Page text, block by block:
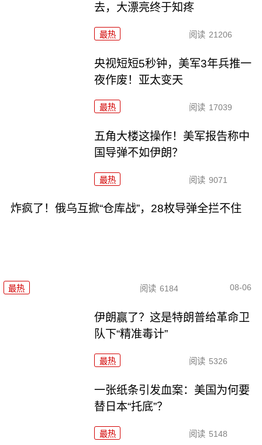
去，大漂亮终于知疼
最热 阅读 21206
央视短短5秒钟，美军3年兵推一
夜作废！亚太变天
最热 阅读 17039
五角大楼这操作！美军报告称中
国导弹不如伊朗？
最热 阅读 9071
炸疯了！俄乌互掀“仓库战”，28枚导弹全拦不住
最热 阅读 6184 08-06
伊朗赢了？这是特朗普给革命卫
队下“精准毒计”
最热 阅读 5326
一张纸条引发血案：美国为何要
替日本“托底”？
最热 阅读 5148